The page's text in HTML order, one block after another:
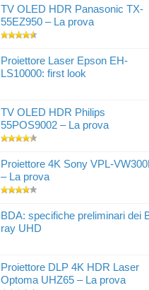
TV OLED HDR Panasonic TX-
55EZ950 – La prova
Proiettore Laser Epson EH-
LS10000: first look
TV OLED HDR Philips
55POS9002 – La prova
Proiettore 4K Sony VPL-
– La prova
BDA: specifiche preliminari dei
ray UHD
Proiettore DLP 4K HDR Laser
Optoma UHZ65 – La prova